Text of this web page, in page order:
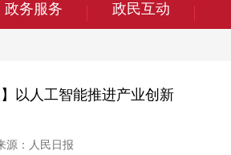
政务服务 政民互动
】以人工智能推进产业创新
源：人民日报